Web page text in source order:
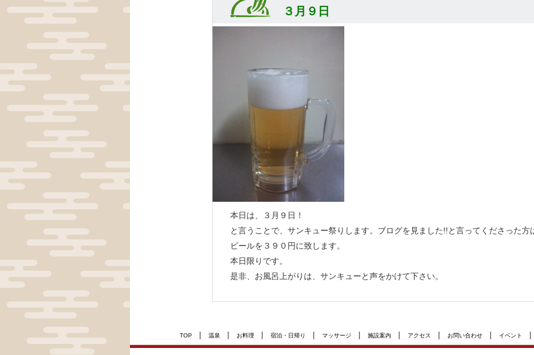
３月９日
本日は、３月９日！
と言うことで、サンキュー祭りします。ブログを見ました!!と言ってくださった方
ビールを３９０円に致します。
本日限りです。
是非、お風呂上がりは、サンキューと声をかけて下さい。
TOP | 温泉 | お料理 | 宿泊・日帰り | マッサージ | 施設案内 | アクセス | お問い合わせ | イベント |